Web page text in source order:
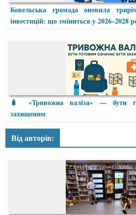
Ковельська громада оновила
інвестицій: що зміниться у 2026–2028
🧳 «Тривожна валіза» — бути
захищеним
Від авторів: